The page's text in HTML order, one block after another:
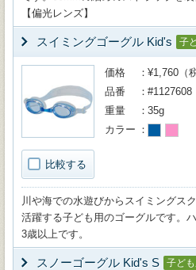
【偏光レンズ】
スイミングゴーグル Kid's 子
比較する
価格
¥1,760（
品番
#1127608
重量
35g
カラー
川や海での水遊びからスイミングス
活躍する子ども用のゴーグルです。
3歳以上です。
スノーゴーグル Kid's S 子ども